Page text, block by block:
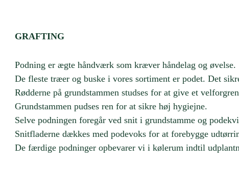
GRAFTING
Podning er ægte håndværk som kræver håndelag og øvelse.
De fleste træer og buske i vores sortiment er podet. Det
Rødderne på grundstammen studses for at give et
Grundstammen pudses ren for at sikre høj hygiejne.
Selve podningen foregår ved snit i grundstamme og
Snitfladerne dækkes med podevoks for at forebygge
De færdige podninger opbevarer vi i kølerum indtil